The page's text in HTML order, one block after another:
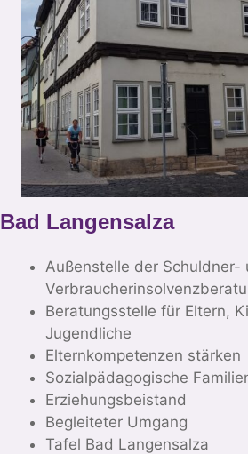
Bad Langensalza
Außenstelle der Schuldner-
Beratungsstelle für Eltern,
Jugendliche
Elternkompetenzen stärken
Sozialpädagogische
Erziehungsbeistand
Begleiteter Umgang
Tafel Bad Langensalza